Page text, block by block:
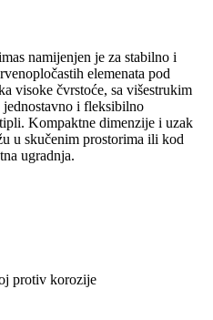
namijenjen je za stabilno i
elemenata pod
visoke čvrstoće, sa višestrukim
i fleksibilno
Kompaktne dimenzije i uzak
u skučenim prostorima ili kod
ugradnja.
protiv korozije